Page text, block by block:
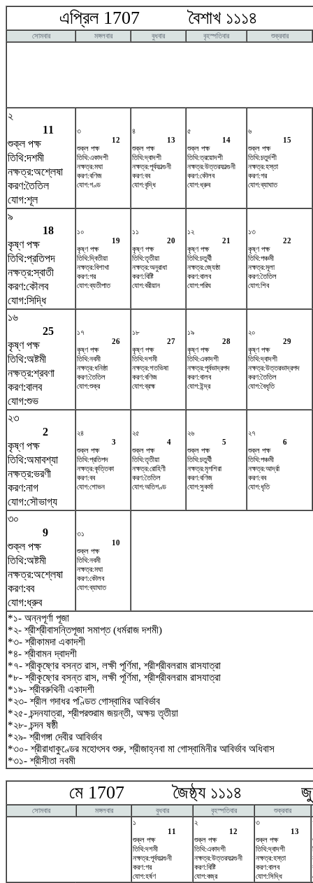
এপ্রিল 1707 বৈশাখ ১১১৪
সোমবার মঙ্গলবার বুধবার বৃহস্পতিবার শুক্রবার
২
11
শুক্ল পক্ষ
তিথি:দশমী
নক্ষত্র:অশ্লেষা
করণ:তৈতিল
যোগ:শূল
৩
12
শুক্ল পক্ষ
তিথি:একাদশী
নক্ষত্র:মঘা
করণ:বণিজ
যোগ:গণ্ড
৪
13
শুক্ল পক্ষ
তিথি:দ্বাদশী
নক্ষত্র:পূর্বফাল্গুনী
করণ:বব
যোগ:বৃদ্ধি
৫
14
শুক্ল পক্ষ
তিথি:ত্রয়োদশী
নক্ষত্র:উত্তরফাল্গুনী
করণ:কৌলব
যোগ:ধ্রুব
৬
15
শুক্ল পক্ষ
তিথি:চতুর্দশী
নক্ষত্র:হস্তা
করণ:গর
যোগ:ব্যাঘাত
৯
18
কৃষ্ণ পক্ষ
তিথি:প্রতিপদ
নক্ষত্র:স্বাতী
করণ:কৌলব
যোগ:সিদ্ধি
১০
19
কৃষ্ণ পক্ষ
তিথি:দ্বিতীয়া
নক্ষত্র:বিশাখা
করণ:গর
যোগ:ব্যতীপাত
১১
20
কৃষ্ণ পক্ষ
তিথি:তৃতীয়া
নক্ষত্র:অনুরাধা
করণ:বিষ্টি
যোগ:বরীয়ান
১২
21
কৃষ্ণ পক্ষ
তিথি:চতুর্থী
নক্ষত্র:জ্যেষ্ঠা
করণ:বালব
যোগ:পরিঘ
১৩
22
কৃষ্ণ পক্ষ
তিথি:পঞ্চমী
নক্ষত্র:মূলা
করণ:তৈতিল
যোগ:শিব
১৬
25
কৃষ্ণ পক্ষ
তিথি:অষ্টমী
নক্ষত্র:শ্রবণা
করণ:বালব
যোগ:শুভ
১৭
26
কৃষ্ণ পক্ষ
তিথি:নবমী
নক্ষত্র:ধনিষ্ঠা
করণ:তৈতিল
যোগ:শুক্র
১৮
27
কৃষ্ণ পক্ষ
তিথি:দশমী
নক্ষত্র:শতভিষ‌া
করণ:বণিজ
যোগ:ব্রহ্ম
১৯
28
কৃষ্ণ পক্ষ
তিথি:একাদশী
নক্ষত্র:পূর্বভাদ্রপদ
করণ:বালব
যোগ:ইন্দ্র
২০
29
কৃষ্ণ পক্ষ
তিথি:দ্বাদশী
নক্ষত্র:উত্তরভাদ্রপদ
করণ:তৈতিল
যোগ:বৈধৃতি
২৩
2
কৃষ্ণ পক্ষ
তিথি:অমাবশ্যা
নক্ষত্র:ভরণী
করণ:নাগ
যোগ:সৌভাগ্য
২৪
3
শুক্ল পক্ষ
তিথি:প্রতিপদ
নক্ষত্র:কৃত্তিকা
করণ:বব
যোগ:শোভন
২৫
4
শুক্ল পক্ষ
তিথি:তৃতীয়া
নক্ষত্র:রোহিণী
করণ:তৈতিল
যোগ:অতিগণ্ড
২৬
5
শুক্ল পক্ষ
তিথি:চতুর্থী
নক্ষত্র:মৃগশিরা
করণ:বণিজ
যোগ:সুকর্মা
২৭
6
শুক্ল পক্ষ
তিথি:পঞ্চমী
নক্ষত্র:আর্দ্রা
করণ:বব
যোগ:ধৃতি
৩০
9
শুক্ল পক্ষ
তিথি:অষ্টমী
নক্ষত্র:অশ্লেষা
করণ:বব
যোগ:ধ্রুব
৩১
10
শুক্ল পক্ষ
তিথি:নবমী
নক্ষত্র:মঘা
করণ:কৌলব
যোগ:ব্যাঘাত
*১- অন্নপূর্ণা পূজা
*২- শ্রীশ্রীবাসন্তিপূজা সমাপ্ত (ধর্মরাজ দশমী)
*৩- শ্রীকামদা একাদশী
*৪- শ্রীবামন দ্বাদশী
*৭- শ্রীকৃষ্ণের বসন্ত রাস, লক্ষী পূর্ণিমা, শ্রীশ্রীবলরাম রাসযাত্রা
*৮- শ্রীকৃষ্ণের বসন্ত রাস, লক্ষী পূর্ণিমা, শ্রীশ্রীবলরাম রাসযাত্রা
*১৯- শ্রীবরুথিনী একাদশী
*২৩- শ্রীল গদাধর পণ্ডিত গোস্বামির আবির্ভাব
*২৫- চন্দনযাত্রা, শ্রীপরশুরাম জয়ন্তী, অক্ষয় তৃতীয়া
*২৮- চন্দন ষষ্ঠী
*২৯- শ্রীগঙ্গা দেবীর আবির্ভাব
*৩০- শ্রীরাধাকুণ্ডের মহোৎসব শুরু, শ্রীজাহ্নবা মা গোস্বামিনীর আবির্ভাব অধিবাস
*৩১- শ্রীসীতা নবমী
মে 1707 জৈষ্ঠ্য ১১১৪ জুন
সোমবার মঙ্গলবার বুধবার বৃহস্পতিবার
শুক্রবার
১
11
শুক্ল পক্ষ
তিথি:দশমী
নক্ষত্র:পূর্বফাল্গুনী
করণ:গর
যোগ:হর্ষণ
২
12
শুক্ল পক্ষ
তিথি:একাদশী
নক্ষত্র:উত্তরফাল্গুনী
করণ:বিষ্টি
যোগ:বজ্র
৩
13
শুক্ল পক্ষ
তিথি:দ্বাদশী
নক্ষত্র:হস্তা
করণ:বালব
যোগ:সিদ্ধি